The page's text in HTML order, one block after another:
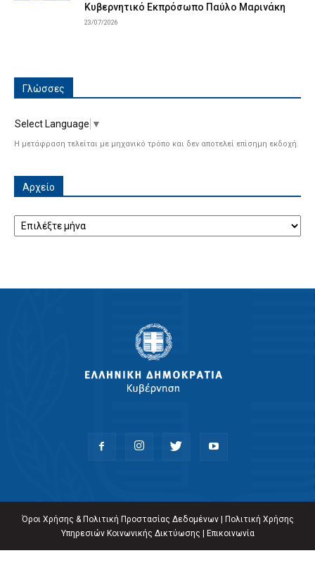
Κυβερνητικό Εκπρόσωπο Παύλο Μαρινάκη
23/07/2026
Γλώσσες
Select Language ▼
Η μετάφραση τελείται με μηχανικό τρόπο και δεν αποτελεί επίσημη εκδοχή.
Αρχείο
Αρχείο
Όροι Χρήσης & Πολιτική Προστασίας Δεδομένων| Πολιτική Χρήσης
Υπηρεσιών Κοινωνικής Δικτύωσης | Επικοινωνία